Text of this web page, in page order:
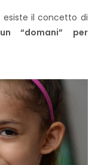
il concetto di
“domani” per